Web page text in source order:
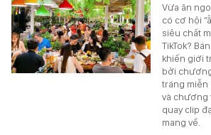
Vừa ăn
có cơ hội
siêu chất
TikTok?
khiến giới
bởi
tráng
và chương
quay clip
mang về.